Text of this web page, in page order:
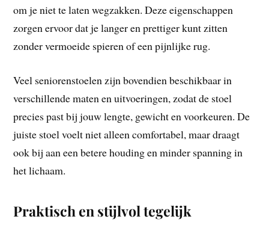
om je niet te laten wegzakken. Deze eigenschappen
zorgen ervoor dat je langer en prettiger kunt zitten
zonder vermoeide spieren of een pijnlijke rug.
Veel seniorenstoelen zijn bovendien beschikbaar in
verschillende maten en uitvoeringen, zodat de stoel
precies past bij jouw lengte, gewicht en voorkeuren. De
juiste stoel voelt niet alleen comfortabel, maar draagt
ook bij aan een betere houding en minder spanning in
het lichaam.
Praktisch en stijlvol tegelijk